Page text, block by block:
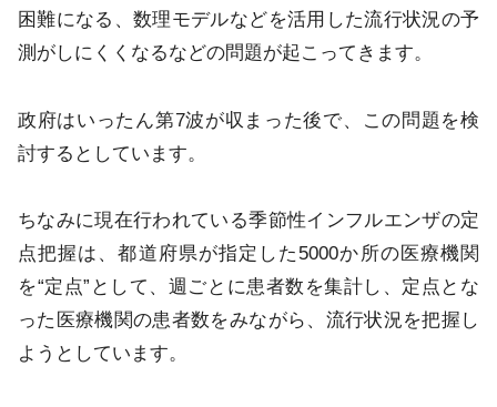
困難になる、数理モデルなどを活用した流行状況の予
測がしにくくなるなどの問題が起こってきます。
政府はいったん第7波が収まった後で、この問題を検
討するとしています。
ちなみに現在行われている季節性インフルエンザの定
点把握は、都道府県が指定した5000か所の医療機関
を“定点”として、週ごとに患者数を集計し、定点とな
った医療機関の患者数をみながら、流行状況を把握し
ようとしています。